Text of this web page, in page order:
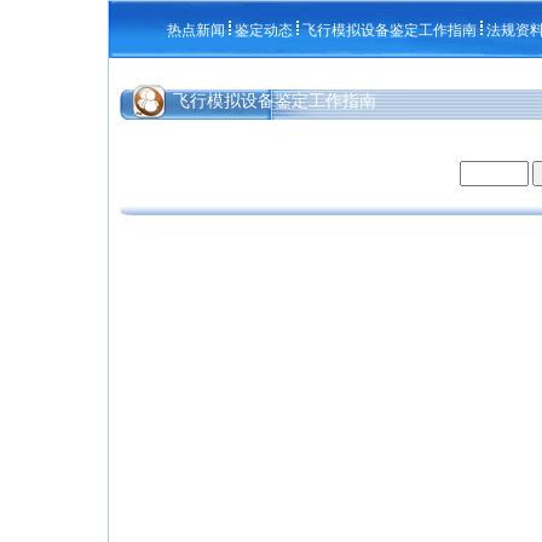
热点新闻 鉴定动态 飞行模拟设备鉴定工作指南 法规资
飞行模拟设备鉴定工作指南